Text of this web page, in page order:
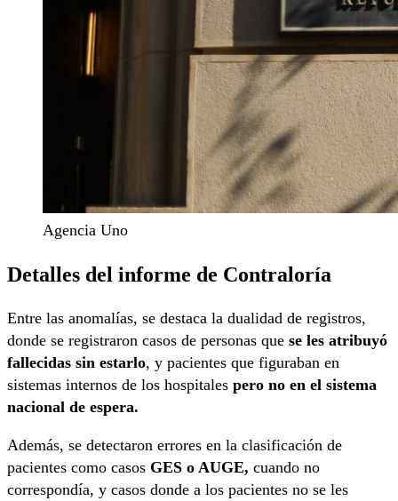
Agencia Uno
Detalles del informe de Contraloría
Entre las anomalías, se destaca la dualidad de registros,
donde se registraron casos de personas que se les atribuyó
fallecidas sin estarlo, y pacientes que figuraban en
sistemas internos de los hospitales pero no en el sistema
nacional de espera.
Además, se detectaron errores en la clasificación de
pacientes como casos GES o AUGE, cuando no
correspondía, y casos donde a los pacientes no se les